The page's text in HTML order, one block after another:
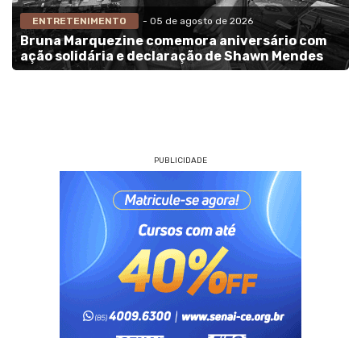
ENTRETENIMENTO - 05 de agosto de 2026
Bruna Marquezine comemora aniversário com
ação solidária e declaração de Shawn Mendes
PUBLICIDADE